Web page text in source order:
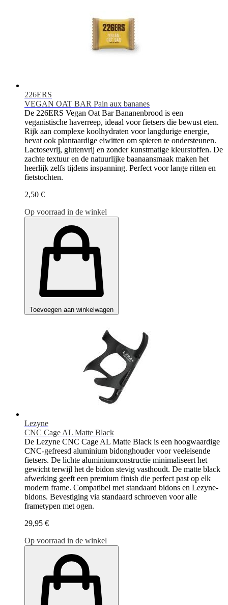
226ERS
VEGAN OAT BAR Pain aux bananes
De 226ERS Vegan Oat Bar Bananenbrood is een
veganistische haverreep, ideaal voor fietsers die bewust eten.
Rijk aan complexe koolhydraten voor langdurige energie,
bevat ook plantaardige eiwitten om spieren te ondersteunen.
Lactosevrij, glutenvrij en zonder kunstmatige kleurstoffen. De
zachte textuur en de natuurlijke baanaansmaak maken het
heerlijk zelfs tijdens inspanning. Perfect voor lange ritten en
fietstochten.
2,50 €
Op voorraad in de winkel
Toevoegen aan winkelwagen
Lezyne
CNC Cage AL Matte Black
De Lezyne CNC Cage AL Matte Black is een hoogwaardige
CNC-gefreesd aluminium bidonghouder voor veeleisende
fietsers. De lichte aluminiumconstructie minimaliseert het
gewicht terwijl het de bidon stevig vasthoudt. De matte black
afwerking geeft een premium finish die perfect past op elk
modern frame. Compatibel met standaard bidons en Lezyne-
bidons. Bevestiging via standaard schroeven voor alle
frametypen met ogen.
29,95 €
Op voorraad in de winkel